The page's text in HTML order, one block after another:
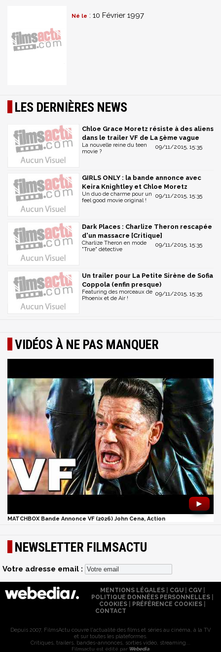
Né le : 10 Février 1997
LES DERNIÈRES NEWS
Chloe Grace Moretz résiste à des aliens
dans le trailer VF de La 5ème vague
09/11/2015, 15:35
La nouvelle reine du teen
movie ?
GIRLS ONLY : la bande annonce avec
Keira Knightley et Chloe Moretz
09/11/2015, 15:35
Un duo de charme pour un
feel good movie original !
Dark Places : Charlize Theron rescapée
d'un massacre [Critique]
09/11/2015, 15:35
Charlize Theron en mode
"True" détective
Un trailer pour La Petite Sirène de Sofia
Coppola (enfin presque)
09/11/2015, 15:35
Featuring des morceaux de
Phoenix et de Air !
VIDÉOS À NE PAS MANQUER
►
MATCHBOX Bande Annonce VF (2026) John Cena, Action
NEWSLETTER FILMSACTU
Votre adresse email :
MENTIONS LÉGALES| CGU| CGV|
POLITIQUE DONNÉES PERSONNELLES
COOKIES
PRÉFÉRENCE COOKIES
CONTACT
Depuis 2007, FilmsActu couvre l'actualité des films et séries au cinéma, à la TV
et sur toutes les plateformes.
Critiques, trailers, bandes-annonces, sorties vidéo, streaming...
Filmsactu est édité par Webedia